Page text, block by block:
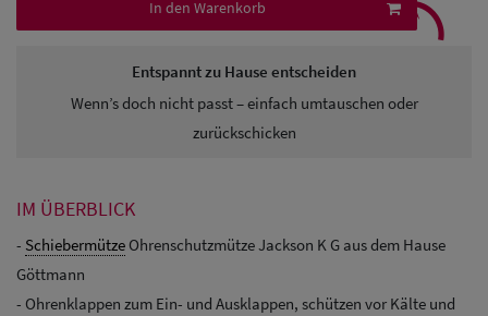
Snapback CapsIn den Warenkorb
Entspannt zu Hause entscheiden
Wenn’s doch nicht passt – einfach umtauschen oder
zurückschicken
IM ÜBERBLICK
- Schiebermütze Ohrenschutzmütze Jackson K G aus dem Hause
Göttmann
- Ohrenklappen zum Ein- und Ausklappen, schützen vor Kälte und